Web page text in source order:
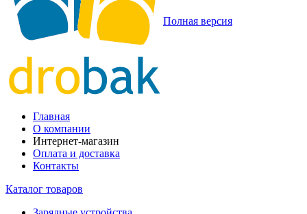
Полная версия
Главная
О компании
Интернет-магазин
Оплата и доставка
Контакты
Каталог товаров